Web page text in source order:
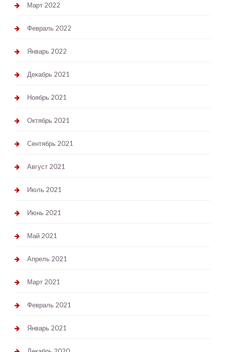
Март 2022
Февраль 2022
Январь 2022
Декабрь 2021
Ноябрь 2021
Октябрь 2021
Сентябрь 2021
Август 2021
Июль 2021
Июнь 2021
Май 2021
Апрель 2021
Март 2021
Февраль 2021
Январь 2021